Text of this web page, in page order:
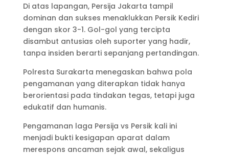
Di atas lapangan, Persija Jakarta tampil
dominan dan sukses menaklukkan Persik Kediri
dengan skor 3-1. Gol-gol yang tercipta
disambut antusias oleh suporter yang hadir,
tanpa insiden berarti sepanjang pertandingan.
Polresta Surakarta menegaskan bahwa pola
pengamanan yang diterapkan tidak hanya
berorientasi pada tindakan tegas, tetapi juga
edukatif dan humanis.
Pengamanan laga Persija vs Persik kali ini
menjadi bukti kesigapan aparat dalam
merespons ancaman sejak awal, sekaligus